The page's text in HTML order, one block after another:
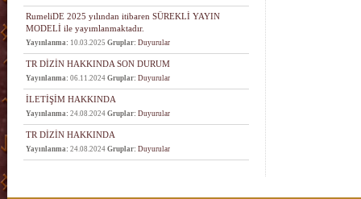
RumeliDE 2025 yılından itibaren SÜREKLİ YAYIN
MODELİ ile yayımlanmaktadır.
Yayınlanma: 10.03.2025 Gruplar: Duyurular
TR DİZİN HAKKINDA SON DURUM
Yayınlanma: 06.11.2024 Gruplar: Duyurular
İLETİŞİM HAKKINDA
Yayınlanma: 24.08.2024 Gruplar: Duyurular
TR DİZİN HAKKINDA
Yayınlanma: 24.08.2024 Gruplar: Duyurular